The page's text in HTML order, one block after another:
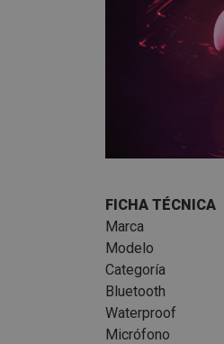
FICHA TÉCNICA
Marca
Modelo
Categoría
Bluetooth
Waterproof
Micrófono